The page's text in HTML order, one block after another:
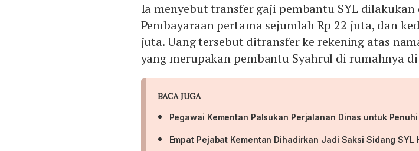
Ia menyebut transfer gaji pembantu SYL dilakukan
Pembayaraan pertama sejumlah Rp 22 juta, dan
juta. Uang tersebut ditransfer ke rekening atas
yang merupakan pembantu Syahrul di rumahnya di
BACA JUGA
Pegawai Kementan Palsukan Perjalanan Dinas untuk
Empat Pejabat Kementan Dihadirkan Jadi Saksi Sidang SYL